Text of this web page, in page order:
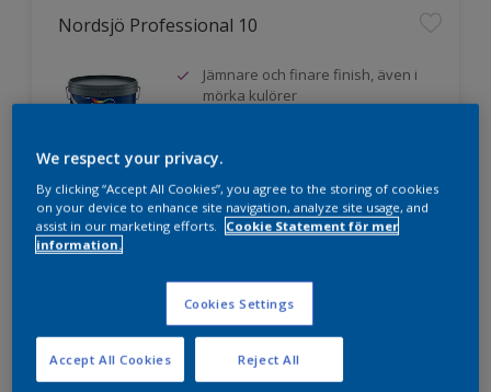
Nordsjö Professional 10
Jämnare och finare finish, även i
mörka kulörer
Utmärkt täckförmåga
Jämföra
Nordsjö Professional 20
We respect your privacy.
By clicking “Accept All Cookies”, you agree to the storing of cookies
on your device to enhance site navigation, analyze site usage, and
assist in our marketing efforts.
Cookie Statement för mer
information.
Cookies Settings
Reject All
Accept All Cookies